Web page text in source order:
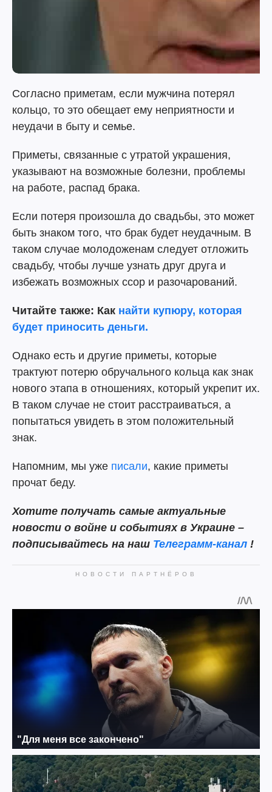
Согласно приметам, если мужчина потерял
кольцо, то это обещает ему неприятности и
неудачи в быту и семье.
Приметы, связанные с утратой украшения,
указывают на возможные болезни, проблемы
на работе, распад брака.
Если потеря произошла до свадьбы, это может
быть знаком того, что брак будет неудачным. В
таком случае молодоженам следует отложить
свадьбу, чтобы лучше узнать друг друга и
избежать возможных ссор и разочарований.
Читайте также: Как найти купюру, которая
будет приносить деньги.
Однако есть и другие приметы, которые
трактуют потерю обручального кольца как знак
нового этапа в отношениях, который укрепит их.
В таком случае не стоит расстраиваться, а
попытаться увидеть в этом положительный
знак.
Напомним, мы уже писали, какие приметы
прочат беду.
Хотите получать самые актуальные
новости о войне и событиях в Украине –
подписывайтесь на наш Телеграмм-канал !